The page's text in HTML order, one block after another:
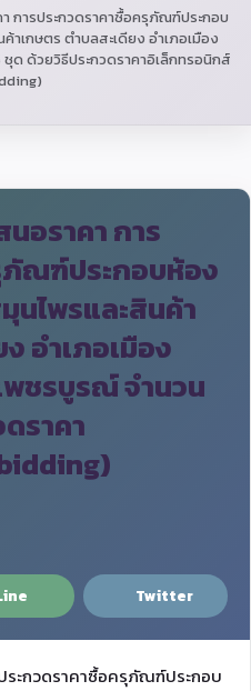
า การประกวดราคาซื้อครุภัณฑ์ประกอบ
เกษตร ตำบลสะเดียง อำเภอเมือง
ด้วยวิธีประกวดราคาอิเล็กทรอนิกส์
นอราคา การ
ภัณฑ์ประกอบห้อง
ไพรและสินค้า
อำเภอเมือง
ชรบูรณ์ จำนวน
ราคา
Twitter
ระกวดราคาซื้อครุภัณฑ์ประกอบ